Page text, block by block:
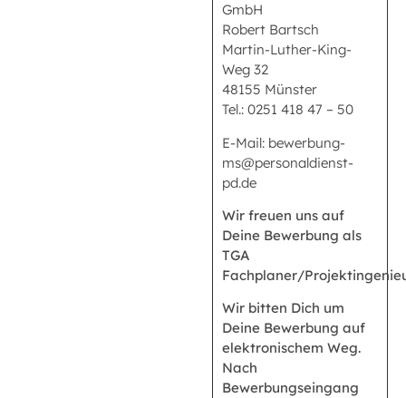
GmbH
Robert Bartsch
Martin-Luther-King-
Weg 32
48155 Münster
Tel.: 0251 418 47 – 50
E-Mail: bewerbung-
ms@personaldienst-
pd.de
Wir freuen uns auf
Deine Bewerbung als
TGA
Fachplaner/
Wir bitten Dich um
Deine Bewerbung auf
elektronischem Weg.
Nach
Bewerbungseingang